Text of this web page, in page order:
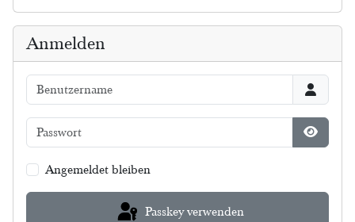
Anmelden
Benutzername
Passwort
Angemeldet bleiben
Passkey verwenden